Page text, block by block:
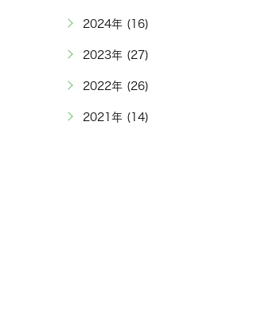
2024年 (16)
2023年 (27)
2022年 (26)
2021年 (14)